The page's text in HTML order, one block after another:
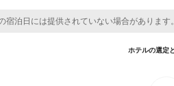
ホテルの選定